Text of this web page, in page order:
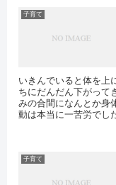
子育て
いきんでいると体を上
ちにだんだん下がって
みの合間になんとか身
動は本当に一苦労でし
子育て